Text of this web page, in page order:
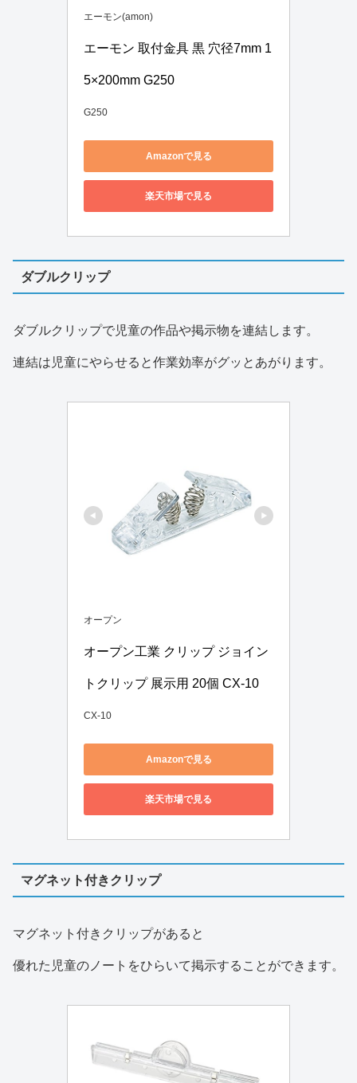
エーモン(amon)
エーモン 取付金具 黒 穴径7mm 1
5×200mm G250
G250
Amazonで見る
楽天市場で見る
ダブルクリップ
ダブルクリップで児童の作品や掲示物を連結します。
連結は児童にやらせると作業効率がグッとあがります。
オープン
オープン工業 クリップ ジョイン
トクリップ 展示用 20個 CX-10
CX-10
Amazonで見る
楽天市場で見る
マグネット付きクリップ
マグネット付きクリップがあると
優れた児童のノートをひらいて掲示することができます。